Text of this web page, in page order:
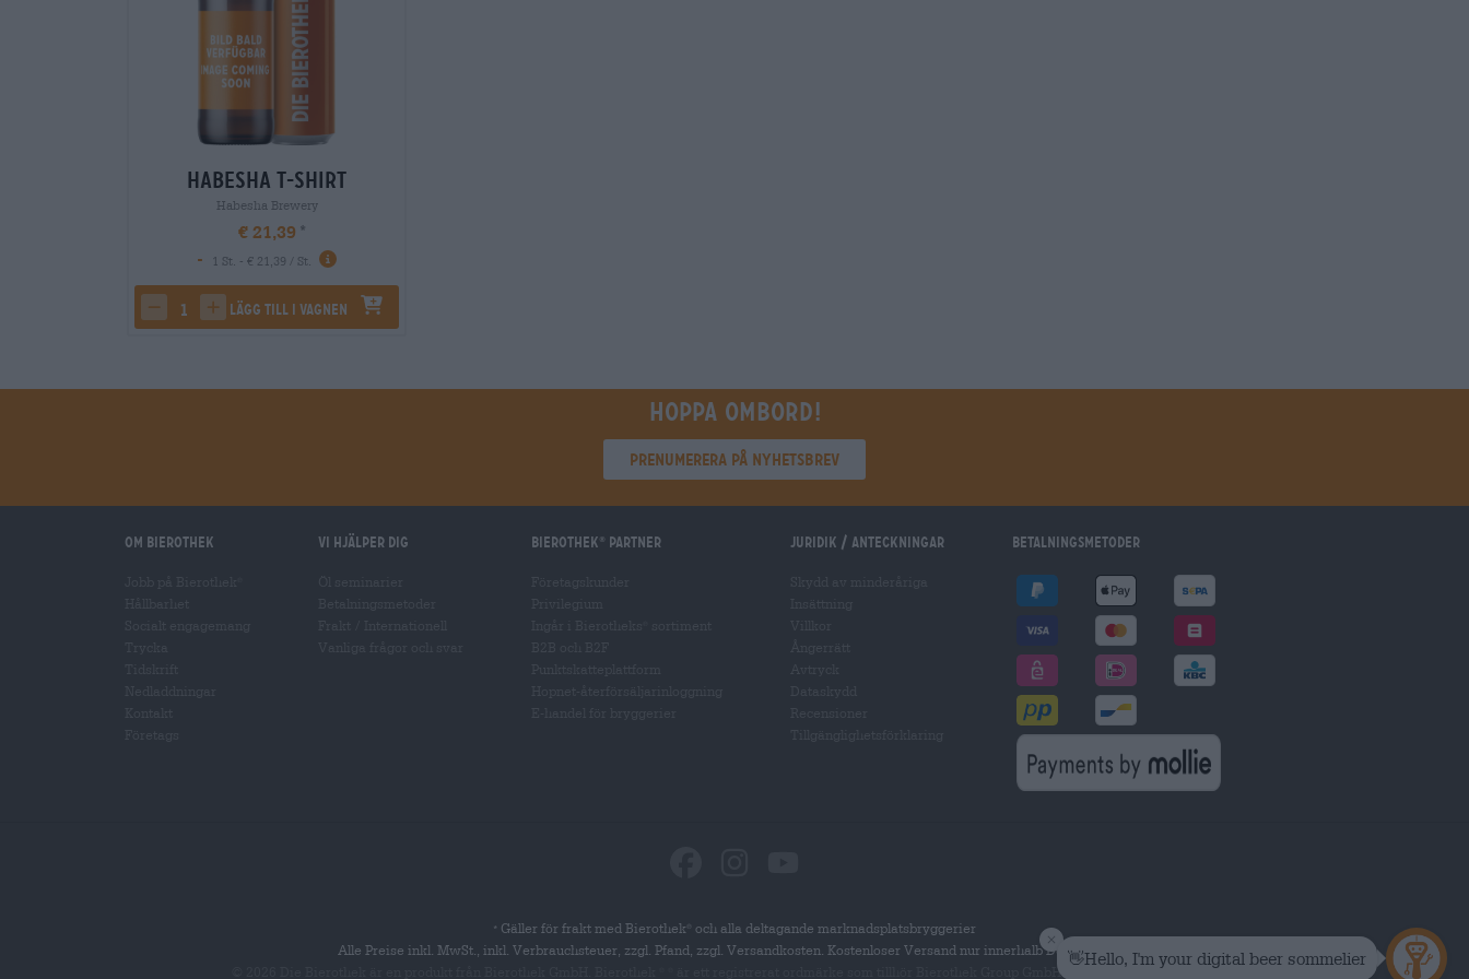
Habesha T-Shirt
Habesha Brewery
€ 21,39
-
1 St. - € 21,39 / St.
decrease quantity
increase quantity
Lägg till i vagnen
Hoppa ombord!
Prenumerera på nyhetsbrev
Om Bierothek Vi hjälper dig Bierothek partner Juridik / Anteckningar Betalningsmetoder
* Gäller för frakt med Bierothek
och alla deltagande marknadsplatsbryggerier
Alle Preise inkl. MwSt., inkl. Verbrauchsteuer, zzgl. Pfand, zzgl. Versandkosten. Kostenloser Versand nur innerhalb Deutschlands.
ett registrerat ordmärke som tillhör Bierothek Group GmbH. Alla rättigheter förbehållna.